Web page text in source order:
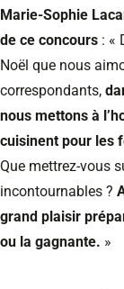
Marie-Sophie
de ce concours : «
Noël que nous
correspondants,
nous mettons à
cuisinent pour les
Que mettrez-vous
incontournables ?
grand plaisir
ou la gagnante. »